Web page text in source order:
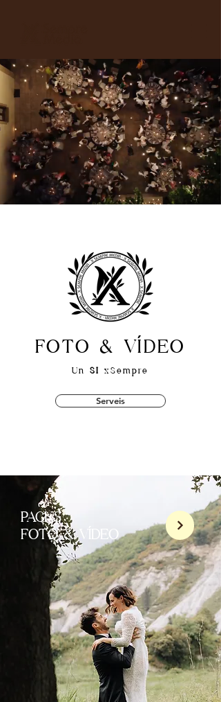
FOTO & VÍDEO
UnSI xSempre
Serveis
PACKS
FOTO & VÍDEO